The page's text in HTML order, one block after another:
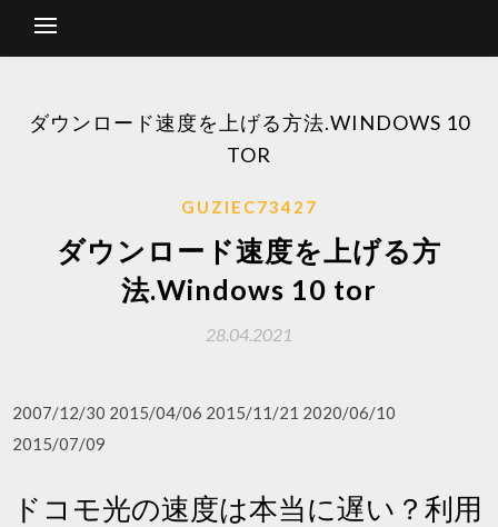
ダウンロード速度を上げる方法.WINDOWS 10
TOR
GUZIEC73427
ダウンロード速度を上げる方
法.Windows 10 tor
28.04.2021
2007/12/30 2015/04/06 2015/11/21 2020/06/10
2015/07/09
ドコモ光の速度は本当に遅い？利用